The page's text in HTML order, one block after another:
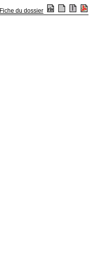
Fiche du dossier